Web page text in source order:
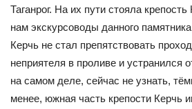
Таганрог. На их пути стояла
нам экскурсоводы данного
Керчь не стал препятствовать
неприятеля в проливе и устранился
на самом деле, сейчас не узнать,
менее, южная часть крепости Керчь